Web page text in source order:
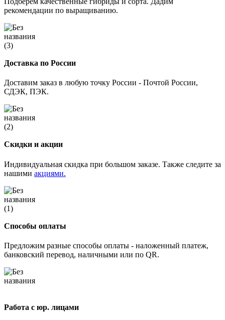
рекомендации по выращиванию.
Доставка по России
Доставим заказ в любую точку России - Почтой России,
СДЭК, ПЭК.
Скидки и акции
Индивидуальная скидка при большом заказе. Также следите за
нашими акциями.
Способы оплаты
Предложим разные способы оплаты - наложенный платеж,
банковский перевод, наличными или по QR.
Работа с юр. лицами